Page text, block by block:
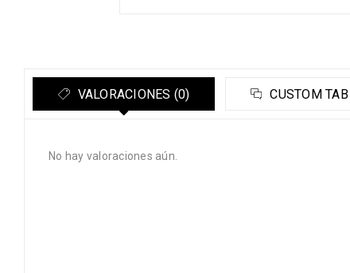
VALORACIONES (0) CUSTOM TAB
No hay valoraciones aún.